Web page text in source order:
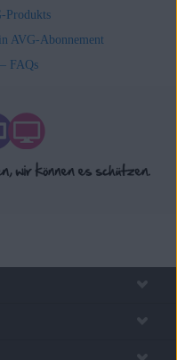
Produkts
AVG-Abonnement
FAQs